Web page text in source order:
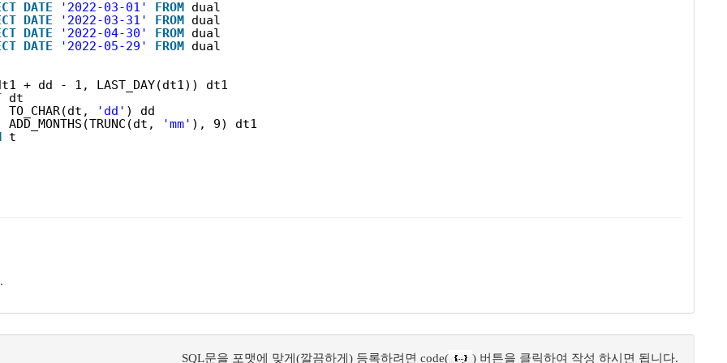
DATE '2022-03-01' FROM dual
DATE '2022-03-31' FROM dual
DATE '2022-04-30' FROM dual
DATE '2022-05-29' FROM dual
+ dd - 1, LAST_DAY(dt1)) dt1
dt
'dd' ) dd
'mm' ), 9) dt1
t
SQL문을 포맷에 맞게(깔끔하게) 등록하려면 code( ) 버튼을 클릭하여 작성 하시면 됩니다.